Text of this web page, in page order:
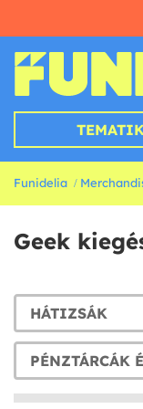
Funidelia
Geek
HÁTIZSÁK
PÉNZTÁRCÁK